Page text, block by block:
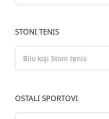
STONI TENIS
OSTALI SPORTOVI